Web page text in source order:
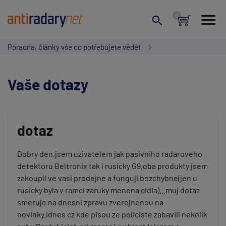
Poradna, články vše co potřebujete vědět
Vaše dotazy
Váš e-mail:
dotaz
Dobry den,jsem uzivatelem jak pasivniho radaroveho
detektoru Beltronix tak i rusicky G9,oba produkty jsem
zakoupil ve vasi prodejne a funguji bezchybne(jen u
rusicky byla v ramci zaruky menena cidla)...muj dotaz
smeruje na dnesni zpravu zverejnenou na
novinky.idnes cz kde pisou ze policiste zabavili nekolik